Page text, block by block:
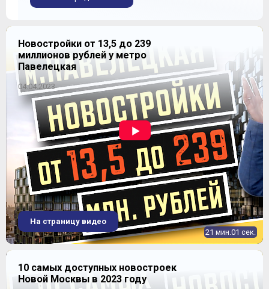
Новостройки от 13,5 до 239
миллионов рублей у метро
Павелецкая
04.04.2023
21 мин.01 сек.
На страницу видео
10 самых доступных новостроек
Новой Москвы в 2023 году